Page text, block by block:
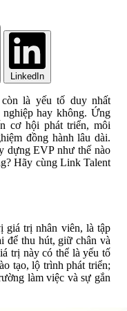
LinkedIn
là yếu tố duy nhất
hay không. Ứng
cơ hội phát triển, môi
đồng hành lâu dài.
dựng EVP như thế nào
Hãy cùng Link Talent
giá trị nhân viên, là tập
để thu hút, giữ chân và
trị này có thể là yếu tố
tạo, lộ trình phát triển;
làm việc và sự gắn